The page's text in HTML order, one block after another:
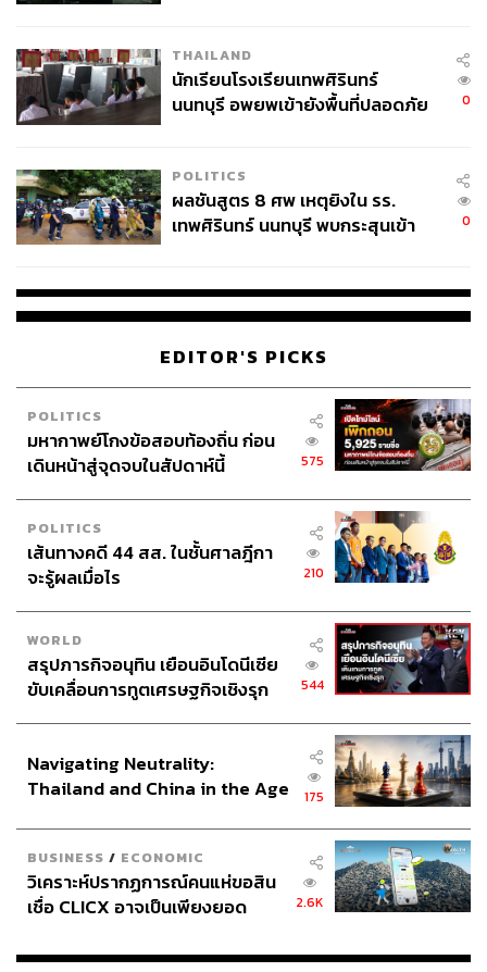
THAILAND
นักเรียนโรงเรียนเทพศิรินทร์
นนทบุรี อพยพเข้ายังพื้นที่ปลอดภัย
0
POLITICS
ผลชันสูตร 8 ศพ เหตุยิงใน รร.
เทพศิรินทร์ นนทบุรี พบกระสุนเข้า
0
EDITOR'S PICKS
POLITICS
มหากาพย์โกงข้อสอบท้องถิ่น ก่อน
เดินหน้าสู่จุดจบในสัปดาห์นี้
575
POLITICS
เส้นทางคดี 44 สส. ในชั้นศาลฎีกา
จะรู้ผลเมื่อไร
210
WORLD
สรุปภารกิจอนุทิน เยือนอินโดนีเซีย
ขับเคลื่อนการทูตเศรษฐกิจเชิงรุก
544
Navigating Neutrality:
Thailand and China in the Age
175
BUSINESS / ECONOMIC
วิเคราะห์ปรากฏการณ์คนแห่ขอสิน
เชื่อ CLICX อาจเป็นเพียงยอด
เรือนไทยที่ถูกซุกไว้
2.6K